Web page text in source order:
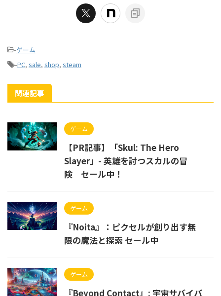
-ゲーム
-PC, sale, shop, steam
関連記事
ゲーム
【PR記事】「Skul: The Hero
Slayer」- 英雄を討つスカルの冒
険 セール中！
ゲーム
『Noita』：ピクセルが創り出す無
限の魔法と探索 セール中
ゲーム
『Beyond Contact』: 宇宙サバイバ